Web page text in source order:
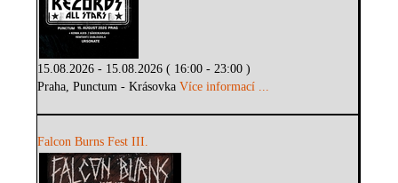
15.08.2026 - 15.08.2026 ( 16:00 - 23:00 )
Praha, Punctum - KrásovkaVíce informací ...
Falcon Burns Fest III.